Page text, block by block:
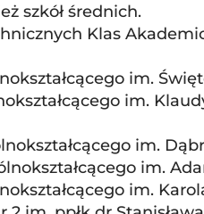
szkół średnich.
Klas
im.
im.
im.
im.
im.